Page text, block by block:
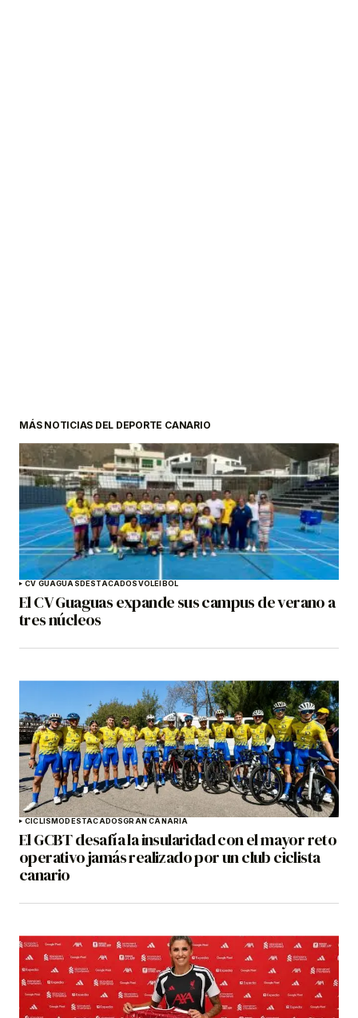
MÁS NOTICIAS DEL DEPORTE CANARIO
CV GUAGUASDESTACADOSVOLEIBOL
El CV Guaguas expande sus campus de verano a
tres núcleos
CICLISMODESTACADOSGRAN CANARIA
El GCBT desafía la insularidad con el mayor reto
operativo jamás realizado por un club ciclista
canario